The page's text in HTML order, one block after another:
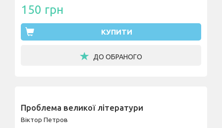
150 грн
КУПИТИ
ДО ОБРАНОГО
Проблема великої літератури
Віктор Петров